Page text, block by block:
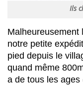
Ils
Malheureusement
notre petite
pied depuis le
quand même
a de tous les